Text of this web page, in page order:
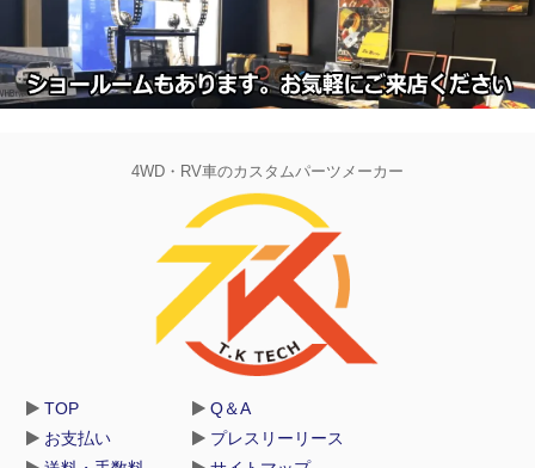
4WD・RV車のカスタムパーツメーカー
TOP
お支払い
Q＆A
プレスリーリース